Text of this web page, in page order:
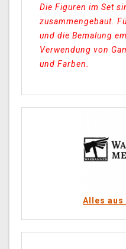
Die Figuren im Set
zusammengebaut.
und die Bemalung
Verwendung von
und Farben.
Alles aus